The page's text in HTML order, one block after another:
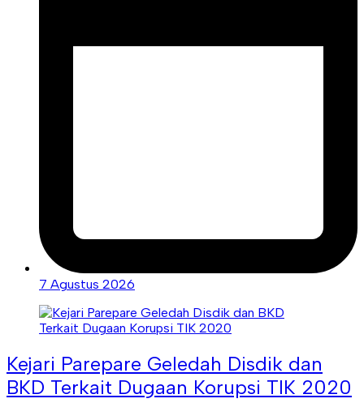
7 Agustus 2026
Kejari Parepare Geledah Disdik dan
BKD Terkait Dugaan Korupsi TIK 2020